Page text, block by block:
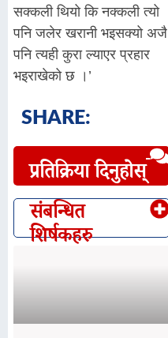
सक्कली थियो कि नक्कली त्यो
पनि जलेर खरानी भइसक्यो अजै
पनि त्यही कुरा ल्याएर प्रहार
भइराखेको छ ।’
SHARE:
प्रतिक्रिया दिनुहोस्
संबन्धित
शिर्षकहरु